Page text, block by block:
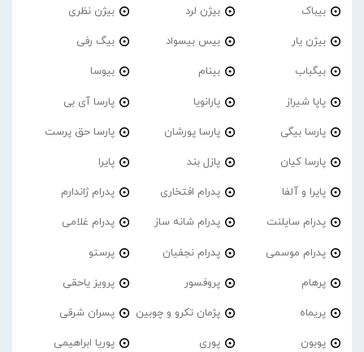
بیباک بیژن لرد بیژن نظری
بیژن یار بیس بیسواد بیگ رفی
بیگباب بینام بیوسا
پاپا شیراز پارانویا پارسا آی بی
پارسا بیگی پارسا پورشان پارسا حق پرست
پارسا کیان پازل بند پایرا
پایرا و آلفا پدرام افتخاری پدرام ژاندارم
پدرام‌ سایلنت پدرام شانه ساز پدرام غلامی
پدرام موسمی پدرام نجفیان پرستو
پرهام پروفسور پرویز یاحقی
پریماه پژمان تکرو و چوبین پسران شرقی
پوبون پوری پوریا ابراهیمی